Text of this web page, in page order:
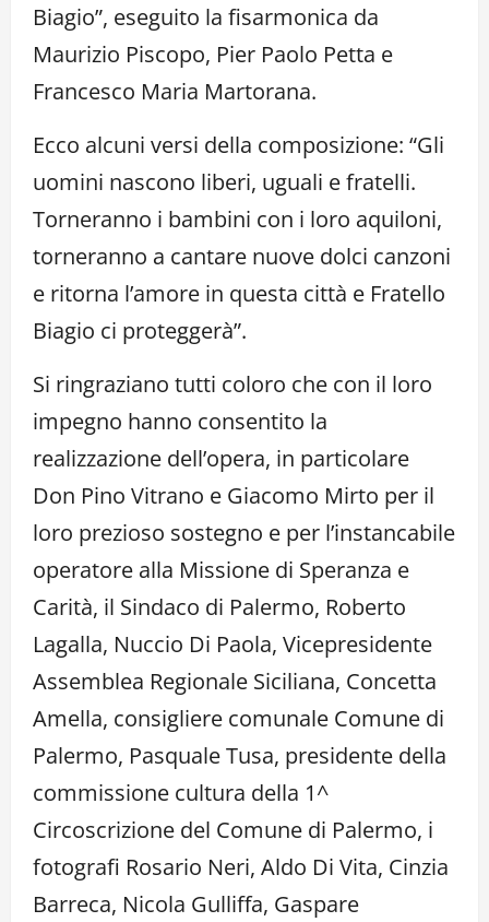
Biagio”, eseguito la fisarmonica da
Maurizio Piscopo, Pier Paolo Petta e
Francesco Maria Martorana.
Ecco alcuni versi della composizione: “Gli
uomini nascono liberi, uguali e fratelli.
Torneranno i bambini con i loro aquiloni,
torneranno a cantare nuove dolci canzoni
e ritorna l’amore in questa città e Fratello
Biagio ci proteggerà”.
Si ringraziano tutti coloro che con il loro
impegno hanno consentito la
realizzazione dell’opera, in particolare
Don Pino Vitrano e Giacomo Mirto per il
loro prezioso sostegno e per l’instancabile
operatore alla Missione di Speranza e
Carità, il Sindaco di Palermo, Roberto
Lagalla, Nuccio Di Paola, Vicepresidente
Assemblea Regionale Siciliana, Concetta
Amella, consigliere comunale Comune di
Palermo, Pasquale Tusa, presidente della
commissione cultura della 1^
Circoscrizione del Comune di Palermo, i
fotografi Rosario Neri, Aldo Di Vita, Cinzia
Barreca, Nicola Gulliffa, Gaspare